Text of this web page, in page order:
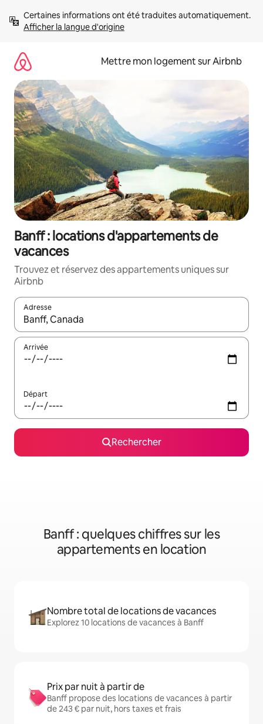
directement
Afficher la langue d'origine
Mettre mon logement sur Airbnb
Banff : locations d'appartements de
vacances
Trouvez et réservez des appartements uniques sur
Airbnb
Adresse
Lorsque les résultats s'affichent, utilisez les flèches vers le
Arrivée
Départ
Rechercher
Banff : quelques chiffres sur les
appartements en location
Nombre total de locations de vacances
Explorez 10 locations de vacances à Banff
Prix par nuit à partir de
Banff propose des locations de vacances à partir
de 243 € par nuit, hors taxes et frais